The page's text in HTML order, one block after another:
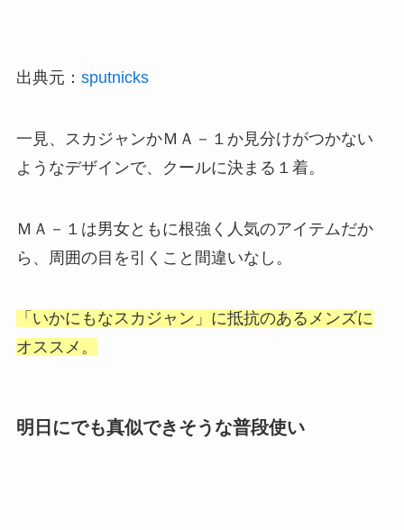
出典元： sputnicks
一見、スカジャンかＭＡ－１か見分けがつかない
ようなデザインで、クールに決まる１着。
ＭＡ－１は男女ともに根強く人気のアイテムだか
ら、周囲の目を引くこと間違いなし。
「いかにもなスカジャン」に抵抗のあるメンズに
オススメ。
明日にでも真似できそうな普段使い